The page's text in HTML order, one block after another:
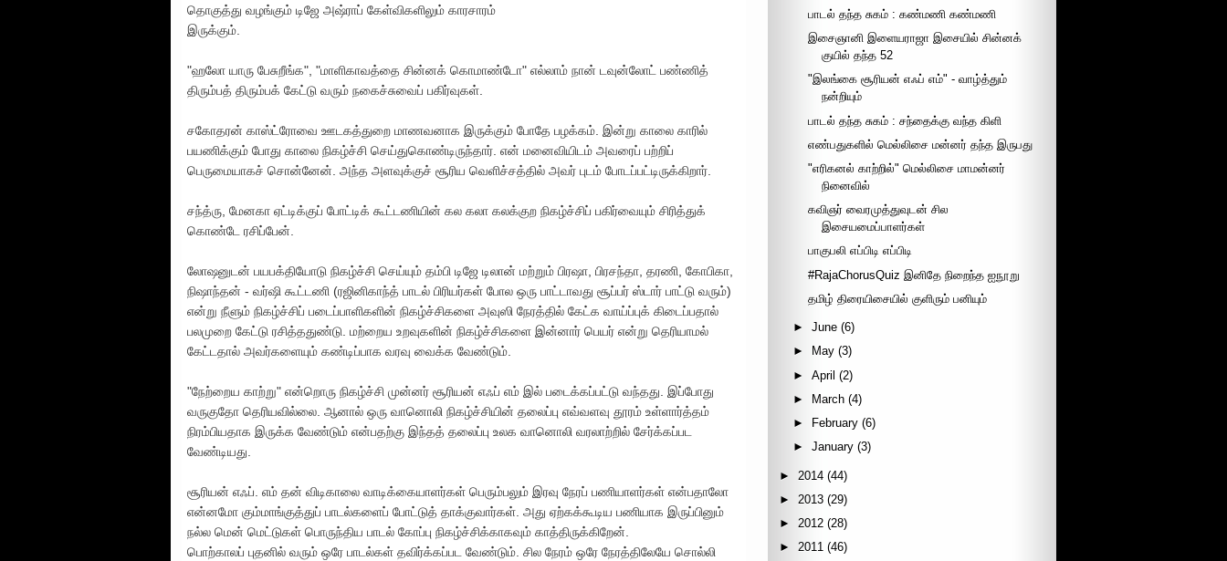
தொகுத்து வழங்கும் டிஜே அஷ்ராப் கேள்விகளிலும் காரசாரம்
இருக்கும்.
"ஹலோ யாரு பேசுறீங்க", "மாளிகாவத்தை சின்னக் கொமாண்டோ" எல்லாம் நான் டவுன்லோட் பண்ணித்
திரும்பத் திரும்பக் கேட்டு வரும் நகைச்சுவைப் பகிர்வுகள்.
சகோதரன் காஸ்ட்ரோவை ஊடகத்துறை மாணவனாக இருக்கும் போதே பழக்கம். இன்று காலை காரில்
பயணிக்கும் போது காலை நிகழ்ச்சி செய்துகொண்டிருந்தார். என் மனைவியிடம் அவரைப் பற்றிப்
பெருமையாகச் சொன்னேன். அந்த அளவுக்குச் சூரிய வெளிச்சத்தில் அவர் புடம் போடப்பட்டிருக்கிறார்.
சந்த்ரு, மேனகா ஏட்டிக்குப் போட்டிக் கூட்டணியின் கல கலா கலக்குற நிகழ்ச்சிப் பகிர்வையும் சிரித்துக்
கொண்டே ரசிப்பேன்.
லோஷனுடன் பயபக்தியோடு நிகழ்ச்சி செய்யும் தம்பி டிஜே டிலான் மற்றும் பிரஷா, பிரசந்தா, தரணி, கோபிகா,
நிஷாந்தன் - வர்ஷி கூட்டணி (ரஜினிகாந்த் பாடல் பிரியர்கள் போல ஒரு பாட்டாவது சூப்பர் ஸ்டார் பாட்டு வரும்)
என்று நீளும் நிகழ்ச்சிப் படைப்பாளிகளின் நிகழ்ச்சிகளை அவுஸி நேரத்தில் கேட்க வாய்ப்புக் கிடைப்பதால்
பலமுறை கேட்டு ரசித்ததுண்டு. மற்றைய உறவுகளின் நிகழ்ச்சிகளை இன்னார் பெயர் என்று தெரியாமல்
கேட்டதால் அவர்களையும் கண்டிப்பாக வரவு வைக்க வேண்டும்.
"நேற்றைய காற்று" என்றொரு நிகழ்ச்சி முன்னர் சூரியன் எஃப் எம் இல் படைக்கப்பட்டு வந்தது. இப்போது
வருகுதோ தெரியவில்லை. ஆனால் ஒரு வானொலி நிகழ்ச்சியின் தலைப்பு எவ்வளவு தூரம் உள்ளார்த்தம்
நிரம்பியதாக இருக்க வேண்டும் என்பதற்கு இந்தத் தலைப்பு உலக வானொலி வரலாற்றில் சேர்க்கப்பட
வேண்டியது.
சூரியன் எஃப். எம் தன் விடிகாலை வாடிக்கையாளர்கள் பெரும்பலும் இரவு நேரப் பணியாளர்கள் என்பதாலோ
என்னமோ கும்மாங்குத்துப் பாடல்களைப் போட்டுத் தாக்குவார்கள். அது ஏற்கக்கூடிய பணியாக இருப்பினும்
நல்ல மென் மெட்டுகள் பொருந்திய பாடல் கோப்பு நிகழ்ச்சிக்காகவும் காத்திருக்கிறேன்.
பொற்காலப் புதனில் வரும் ஒரே பாடல்கள் தவிர்க்கப்பட வேண்டும். சில நேரம் ஒரே நேரத்திலேயே சொல்லி
பாடல் தந்த சுகம் : கண்மணி கண்மணி
இசைஞானி இளையராஜா இசையில் சின்னக்
குயில் தந்த 52
"இலங்கை சூரியன் எஃப் எம்" - வாழ்த்தும்
நன்றியும்
பாடல் தந்த சுகம் : சந்தைக்கு வந்த கிளி
எண்பதுகளில் மெல்லிசை மன்னர் தந்த இருபது
"எரிகனல் காற்றில்" மெல்லிசை மாமன்னர்
நினைவில்
கவிஞர் வைரமுத்துவுடன் சில
இசையமைப்பாளர்கள்
பாகுபலி எப்பிடி எப்பிடி
#RajaChorusQuiz இனிதே நிறைந்த ஐநூறு
தமிழ் திரையிசையில் குளிரும் பனியும்
►June (6)
►
May (3)
►April (2)
►
March (4)
►
February (6)
►January (3)
► 2014 (44)
► 2013 (29)
► 2012 (28)
► 2011 (46)